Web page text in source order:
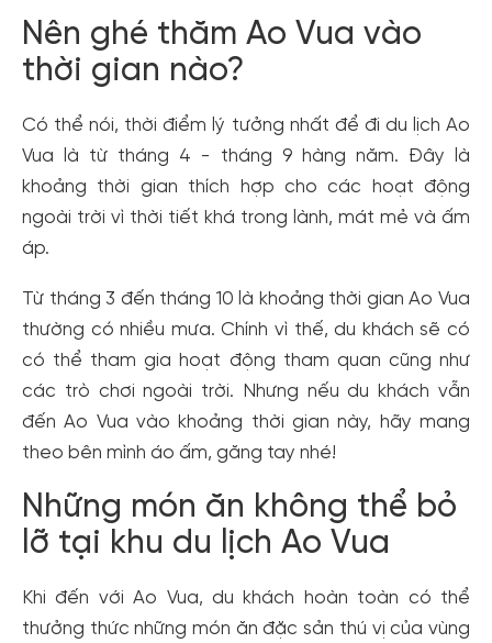
Nên ghé thăm Ao Vua vào
thời gian nào?
Có thể nói, thời điểm lý tưởng nhất để đi du lịch Ao
Vua là từ tháng 4 - tháng 9 hàng năm. Đây là
khoảng thời gian thích hợp cho các hoạt động
ngoài trời vì thời tiết khá trong lành, mát mẻ và ấm
áp.
Từ tháng 3 đến tháng 10 là khoảng thời gian Ao Vua
thường có nhiều mưa. Chính vì thế, du khách sẽ có
có thể tham gia hoạt động tham quan cũng như
các trò chơi ngoài trời. Nhưng nếu du khách vẫn
đến Ao Vua vào khoảng thời gian này, hãy mang
theo bên mình áo ấm, găng tay nhé!
Những món ăn không thể bỏ
lỡ tại khu du lịch Ao Vua
Khi đến với Ao Vua, du khách hoàn toàn có thể
thưởng thức những món ăn đặc sản thú vị của vùng